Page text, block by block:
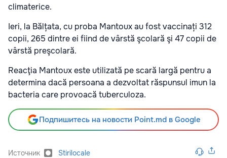
climaterice.
Ieri, la Bălțata, cu proba Mantoux au fost vaccinați 312
copii, 265 dintre ei fiind de vârstă şcolară şi 47 copii de
vârstă preşcolară.
Reacţia Mantoux este utilizată pe scară largă pentru a
determina dacă persoana a dezvoltat răspunsul imun la
bacteria care provoacă tuberculoza.
Подпишитесь на новости Point.md в Google
Источник Stirilocale